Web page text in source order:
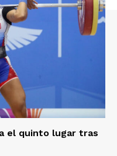
el quinto lugar tras